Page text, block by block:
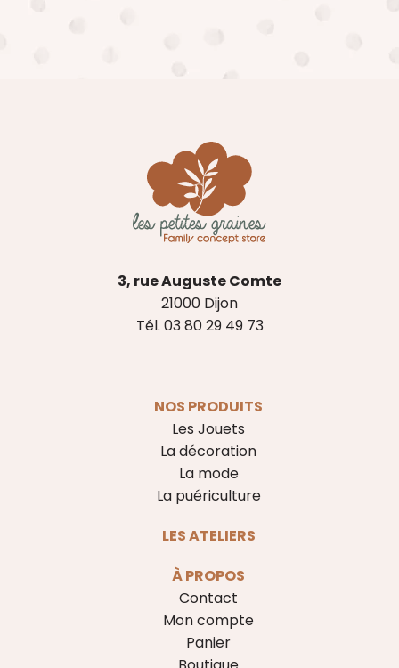
3, rue Auguste Comte
21000 Dijon
Tél. 03 80 29 49 73
NOS PRODUITS
Les Jouets
La décoration
La mode
La puériculture
LES ATELIERS
À PROPOS
Contact
Mon compte
Panier